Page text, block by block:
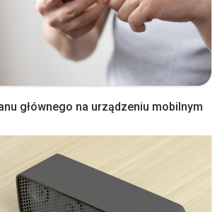
głównego na urządzeniu mobilnym